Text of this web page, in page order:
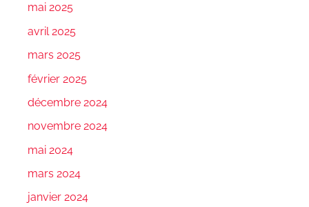
mai 2025
avril 2025
mars 2025
février 2025
décembre 2024
novembre 2024
mai 2024
mars 2024
janvier 2024